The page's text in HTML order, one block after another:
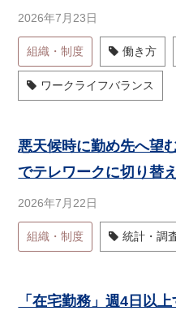
2026年7月23日
組織・制度 働き方
ワークライフバランス
悪天候時に勤め先へ望
でテレワークに切り替
2026年7月22日
組織・制度 統計・調
「在宅勤務」週4日以